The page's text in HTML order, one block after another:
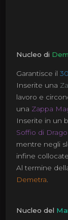
Nucleo di
Garantisce il
Inserite una
lavoro e
una Zappa
Inserite in un
Soffio di Drago
mentre negli
infine
Al termine
Demetra
Nucleo del